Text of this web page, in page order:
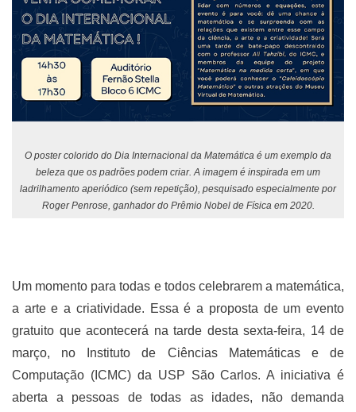
O poster colorido do Dia Internacional da Matemática é um exemplo da
beleza que os padrões podem criar. A imagem é inspirada em um
ladrilhamento aperiódico (sem repetição), pesquisado especialmente por
Roger Penrose, ganhador do Prêmio Nobel de Física em 2020.
Um momento para todas e todos celebrarem a matemática,
a arte e a criatividade. Essa é a proposta de um evento
gratuito que acontecerá na tarde desta sexta-feira, 14 de
março, no Instituto de Ciências Matemáticas e de
Computação (ICMC) da USP São Carlos. A iniciativa é
aberta a pessoas de todas as idades, não demanda